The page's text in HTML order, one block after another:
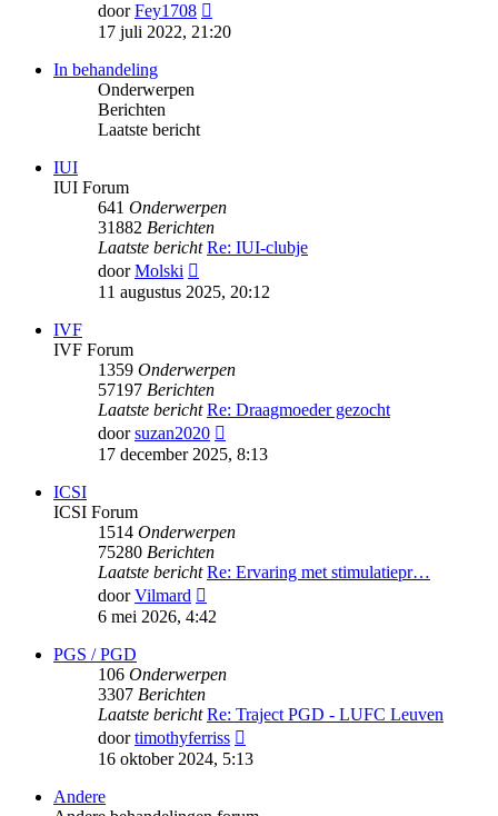
doorFey1708
laatste
17 juli 2022, 21:20
In behandeling
Onderwerpen
Berichten
Laatste bericht
IUI
IUI Forum
641 Onderwerpen
31882 Berichten
Laatste bericht Re: IUI-clubje
doorMolski
laatste
bericht
11 augustus 2025, 20:12
IVF
IVF Forum
1359 Onderwerpen
57197 Berichten
Laatste bericht Re: Draagmoeder gezocht
doorsuzan2020
laatste
bericht
17 december 2025, 8:13
ICSI
ICSI Forum
1514 Onderwerpen
75280 Berichten
Laatste bericht Re: Ervaring met stimulatiepr…
doorVilmard
laatste
6 mei 2026, 4:42
PGS / PGD
106 Onderwerpen
3307 Berichten
Laatste bericht Re: Traject PGD - LUFC Leuven
doortimothyferriss
laatste
16 oktober 2024, 5:13
Andere